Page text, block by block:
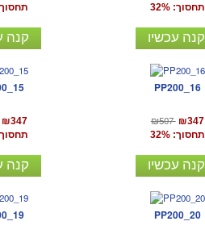
תחסוך:
קנה
תחסוך: 32%
קנה עכשיו
₪347
תחסוך:
קנה
PP200_16
₪507 ₪347
תחסוך: 32%
קנה עכשיו
PP200_20